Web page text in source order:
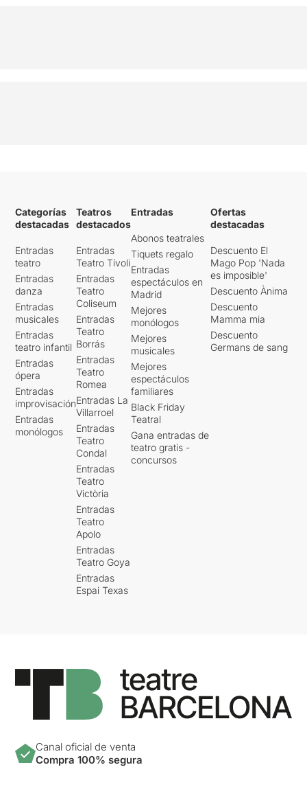
Categorías
destacadas
Entradas
teatro
Entradas
danza
Entradas
musicales
Entradas
teatro infantil
Entradas
ópera
Entradas
improvisación
Entradas
monólogos
Teatros
destacados
Entradas
Teatro Tívoli
Entradas
Teatro
Coliseum
Entradas
Teatro
Borrás
Entradas
Teatro
Romea
Entradas La
Villarroel
Entradas
Teatro
Condal
Entradas
Teatro
Victòria
Entradas
Teatro
Apolo
Entradas
Teatro Goya
Entradas
Espai Texas
Entradas
Abonos teatrales
Tiquets regalo
Entradas
espectáculos en
Madrid
Mejores
monólogos
Mejores
musicales
Mejores
espectáculos
familiares
Black Friday
Teatral
Gana entradas de
teatro gratis -
concursos
Ofertas
destacadas
Descuento El
Mago Pop 'Nada
es imposible'
Descuento Ànima
Descuento
Mamma mia
Descuento
Germans de sang
Canal oficial de venta
Compra 100% segura